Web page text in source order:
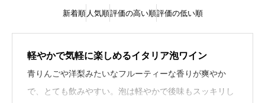
新着順 人気順評価の高い順評価の低い順
軽やかで気軽に楽しめるイタリア泡ワイン
青りんごや洋梨みたいなフルーティーな香りが爽やか
で、とても飲みやすい。泡は軽やかで後味もスッキリし